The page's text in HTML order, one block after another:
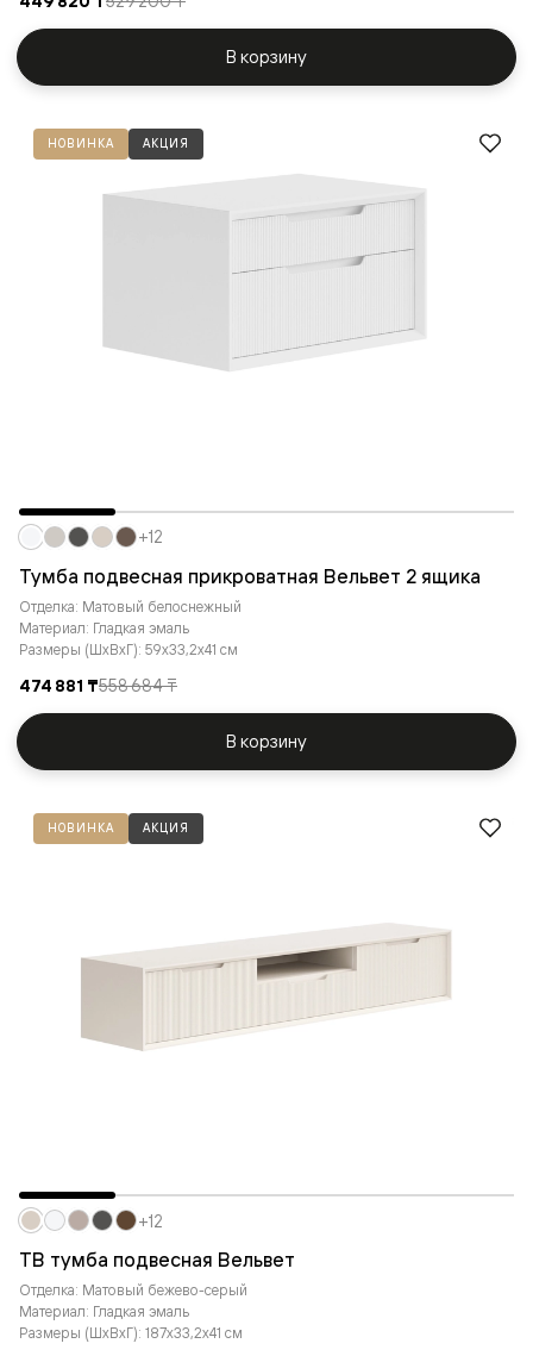
В корзину
НОВИНКА АКЦИЯ
Тумба подвесная прикроватная Вельвет 2 ящика
Отделка: Матовый белоснежный
Материал: Гладкая эмаль
Размеры (ШxВxГ): 59x33,2x41 см
474 881 ₸558 684 ₸
+12
В корзину
НОВИНКА АКЦИЯ
ТВ тумба подвесная Вельвет
Отделка: Матовый бежево-серый
Материал: Гладкая эмаль
Размеры (ШxВxГ): 187x33,2x41 см
+12